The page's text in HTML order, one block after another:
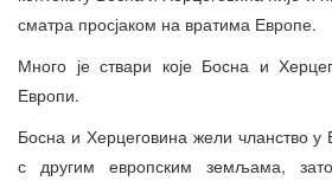
сматра просјаком на вратима Европе.
Много је ствари које Босна и
Европи.
Босна и Херцеговина жели чланство у
с другим европским земљама,